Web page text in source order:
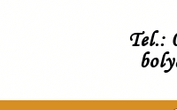
Tel.: